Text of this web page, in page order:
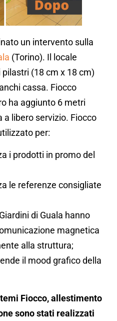
un intervento sulla
(Torino). Il locale
(18 cm x 18 cm)
cassa. Fiocco
ha aggiunto 6 metri
a libero servizio. Fiocco
per:
i prodotti in promo del
le referenze consigliate
di Guala hanno
magnetica
alla struttura;
il mood grafico della
Fiocco, allestimento
sono stati realizzati